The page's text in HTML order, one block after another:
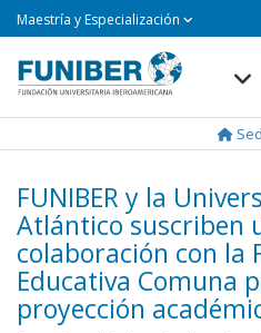
Maestría y Especialización
FUNIBER y la
Atlántico suscriben
colaboración con la
Educativa Comuna
proyección